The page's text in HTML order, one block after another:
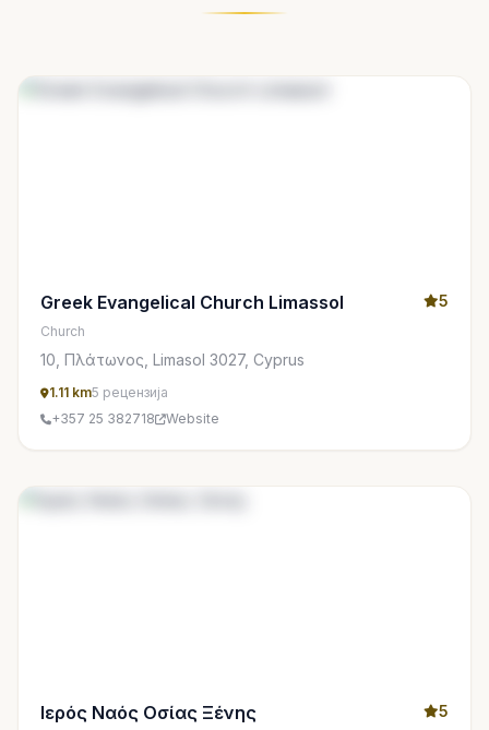
Greek Evangelical Church Limassol 5
Church
10, Πλάτωνος, Limasol 3027, Cyprus
1.11 km5 рецензија
+357 25 382718
Website
Ιερός Ναός Οσίας Ξένης 5